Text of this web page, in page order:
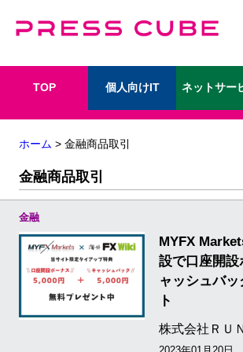
TOP 個人向けIT ネットサー
ホーム > 金融商品取引
金融商品取引
金融
MYFX
設で口座開設
ャッシュバ
ト
株式会社ＲＵ